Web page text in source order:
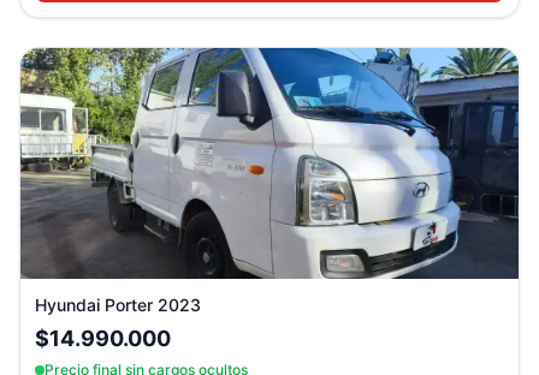
Hyundai Porter 2023
$14.990.000
Precio final sin cargos ocultos